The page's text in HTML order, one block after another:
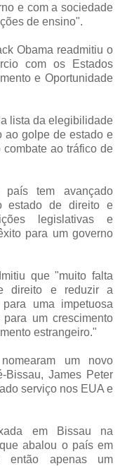
e com a sociedade
de ensino".
Obama readmitiu o
com os Estados
e Oportunidade
lista da elegibilidade
ao golpe de estado e
ao tráfico de
tem avançado
estado de direito e
legislativas e
para um governo
que "muito falta
direito e reduzir a
uma impetuosa
um crescimento
estrangeiro."
um novo
Bissau, James Peter
serviço nos EUA e
em Bissau na
abalou o país em
então apenas um